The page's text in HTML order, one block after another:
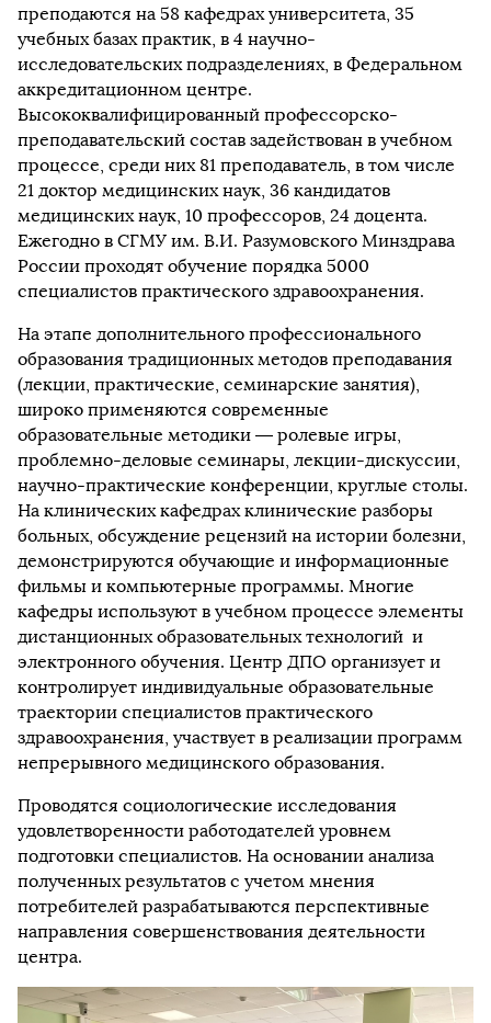
преподаются на 58 кафедрах университета, 35
учебных базах практик, в 4 научно-
исследовательских подразделениях, в Федеральном
аккредитационном центре.
Высококвалифицированный профессорско-
преподавательский состав задействован в учебном
процессе, среди них 81 преподаватель, в том числе
21 доктор медицинских наук, 36 кандидатов
медицинских наук, 10 профессоров, 24 доцента.
Ежегодно в СГМУ им. В.И. Разумовского Минздрава
России проходят обучение порядка 5000
специалистов практического здравоохранения.
На этапе дополнительного профессионального
образования традиционных методов преподавания
(лекции, практические, семинарские занятия),
широко применяются современные
образовательные методики — ролевые игры,
проблемно-деловые семинары, лекции-дискуссии,
научно-практические конференции, круглые столы.
На клинических кафедрах клинические разборы
больных, обсуждение рецензий на истории болезни,
демонстрируются обучающие и информационные
фильмы и компьютерные программы. Многие
кафедры используют в учебном процессе элементы
дистанционных образовательных технологий и
электронного обучения. Центр ДПО организует и
контролирует индивидуальные образовательные
траектории специалистов практического
здравоохранения, участвует в реализации программ
непрерывного медицинского образования.
Проводятся социологические исследования
удовлетворенности работодателей уровнем
подготовки специалистов. На основании анализа
полученных результатов с учетом мнения
потребителей разрабатываются перспективные
направления совершенствования деятельности
центра.